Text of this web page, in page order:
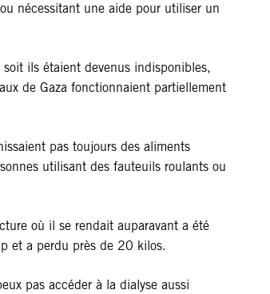
nécessitant une aide pour utiliser un
ils étaient devenus indisponibles,
de Gaza fonctionnaient partiellement
pas toujours des aliments
utilisant des fauteuils roulants ou
où il se rendait auparavant a été
et a perdu près de 20 kilos.
pas accéder à la dialyse aussi